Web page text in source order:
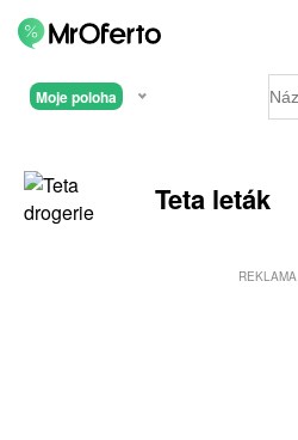
Moje poloha
Teta leták
REKLAMA